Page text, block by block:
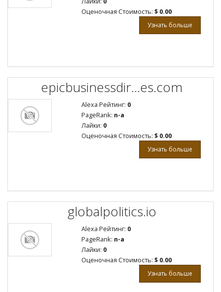
Оценочная Стоимость: $ 0.00
Узнать больше
epicbusinessdir...es.com
Alexa Рейтинг: 0
PageRank: n-a
Лайки: 0
Оценочная Стоимость: $ 0.00
Узнать больше
globalpolitics.io
Alexa Рейтинг: 0
PageRank: n-a
Лайки: 0
Оценочная Стоимость: $ 0.00
Узнать больше